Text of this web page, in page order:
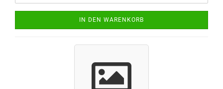
IN DEN WARENKORB